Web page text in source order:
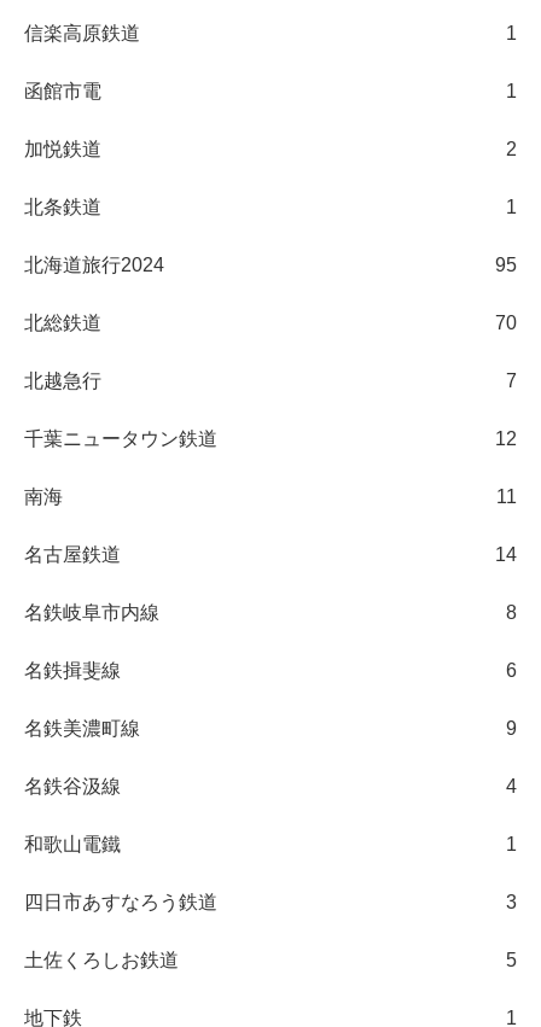
信楽高原鉄道 1
函館市電 1
加悦鉄道 2
北条鉄道 1
北海道旅行2024 95
北総鉄道 70
北越急行 7
千葉ニュータウン鉄道 12
南海 11
名古屋鉄道 14
名鉄岐阜市内線 8
名鉄揖斐線 6
名鉄美濃町線 9
名鉄谷汲線 4
和歌山電鐵 1
四日市あすなろう鉄道 3
土佐くろしお鉄道 5
地下鉄 1